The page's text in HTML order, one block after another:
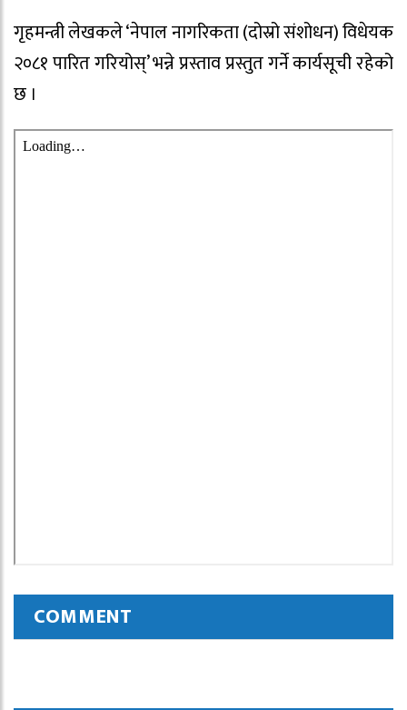
गृहमन्त्री लेखकले ‘नेपाल नागरिकता (दोस्रो संशोधन) विधेयक
२०८१ पारित गरियोस्’ भन्ने प्रस्ताव प्रस्तुत गर्ने कार्यसूची रहेको
छ ।
COMMENT